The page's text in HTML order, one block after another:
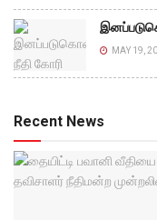
MAY 19,
Recent News